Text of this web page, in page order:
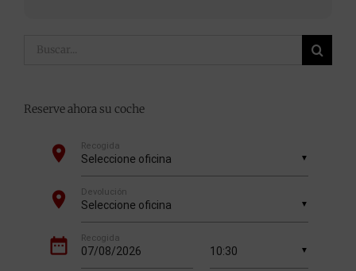
Buscar:
Reserve ahora su coche